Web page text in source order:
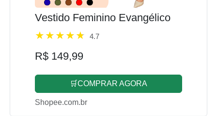
Vestido Feminino Evangélico
4.7
R$ 149,99
🛒COMPRAR AGORA
Shopee.com.br